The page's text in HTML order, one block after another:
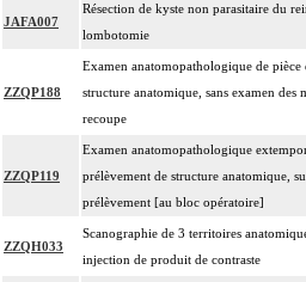
JAFA007
Résection de kyste non parasitaire du
lombotomie
ZZQP188
Examen anatomopathologique de pièce
structure anatomique, sans examen des
recoupe
ZZQP119
Examen anatomopathologique
prélèvement de structure anatomique,
prélèvement [au bloc opératoire]
ZZQH033
Scanographie de 3 territoires
injection de produit de contraste